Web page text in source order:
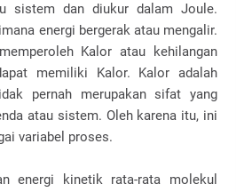
sistem dan diukur dalam Joule.
energi bergerak atau mengalir.
Kalor atau kehilangan
memiliki Kalor. Kalor adalah
pernah merupakan sifat yang
atau sistem. Oleh karena itu, ini
variabel proses.
energi kinetik rata-rata molekul